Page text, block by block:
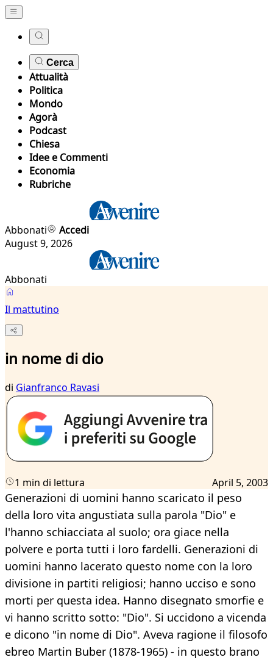
Cerca
Attualità
Politica
Mondo
Agorà
Podcast
Chiesa
Idee e Commenti
Economia
Rubriche
Abbonati
Accedi
August 9, 2026
Abbonati
Il mattutino
in nome di dio
di Gianfranco Ravasi
1 min di lettura April 5, 2003
Generazioni di uomini hanno scaricato il peso
della loro vita angustiata sulla parola "Dio" e
l'hanno schiacciata al suolo; ora giace nella
polvere e porta tutti i loro fardelli. Generazioni di
uomini hanno lacerato questo nome con la loro
divisione in partiti religiosi; hanno ucciso e sono
morti per questa idea. Hanno disegnato smorfie e
vi hanno scritto sotto: "Dio". Si uccidono a vicenda
e dicono "in nome di Dio". Aveva ragione il filosofo
ebreo Martin Buber (1878-1965) - in questo brano